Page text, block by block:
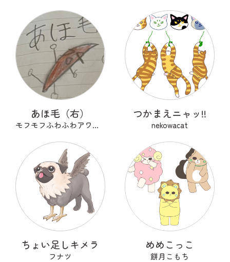
あほ毛（右）
モフモフふわふわアワアワ
つかまえニャッ!!
nekowacat
ちょい足しキメラ
フナツ
めめこっこ
餅月こもち